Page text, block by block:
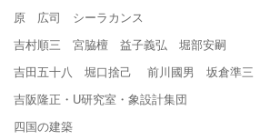
原 広司 シーラカンス
吉村順三 宮脇檀 益子義弘 堀部安嗣
吉田五十八 堀口捨己 前川國男 坂倉準三
吉阪隆正・U研究室・象設計集団
四国の建築